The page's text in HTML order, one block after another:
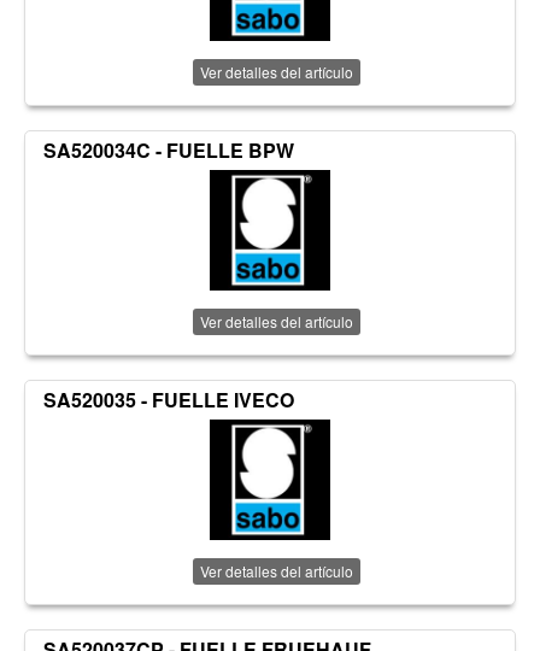
Ver detalles del artículo
SA520034C - FUELLE BPW
Ver detalles del artículo
SA520035 - FUELLE IVECO
Ver detalles del artículo